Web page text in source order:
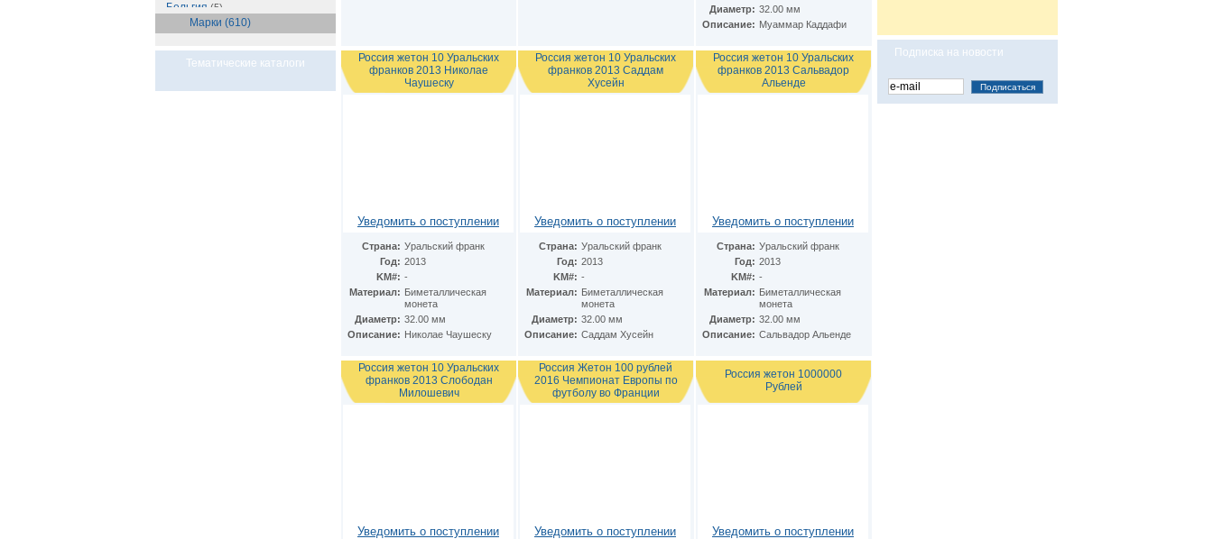
Бельгия (5)
Бразилия(1)
Ватикан
Венгрия
Марки (610)
Тематические каталоги
Подписка на новости
Диаметр: 32.00 мм
Описание: Муаммар Каддафи
Россия жетон 10 Уральских
франков 2013 Николае
Чаушеску
Уведомить о поступлении
Страна: Уральский франк
Год: 2013
KM#: -
Материал: Биметаллическая
монета
Диаметр: 32.00 мм
Описание: Николае Чаушеску
Россия жетон 10 Уральских
франков 2013 Саддам
Хусейн
Уведомить о поступлении
Страна: Уральский франк
Год: 2013
KM#: -
Материал: Биметаллическая
монета
Диаметр: 32.00 мм
Описание: Саддам Хусейн
Россия жетон 10 Уральских
франков 2013 Сальвадор
Альенде
Уведомить о поступлении
Страна: Уральский франк
Год: 2013
KM#: -
Материал: Биметаллическая
монета
Диаметр: 32.00 мм
Описание: Сальвадор Альенде
Россия жетон 10 Уральских
франков 2013 Слободан
Милошевич
Уведомить о поступлении
Россия Жетон 100 рублей
2016 Чемпионат Европы по
футболу во Франции
Уведомить о поступлении
Россия жетон 1000000
Рублей
Уведомить о поступлении